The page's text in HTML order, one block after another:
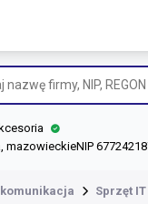
mazowieckieNIP
Sprzęt